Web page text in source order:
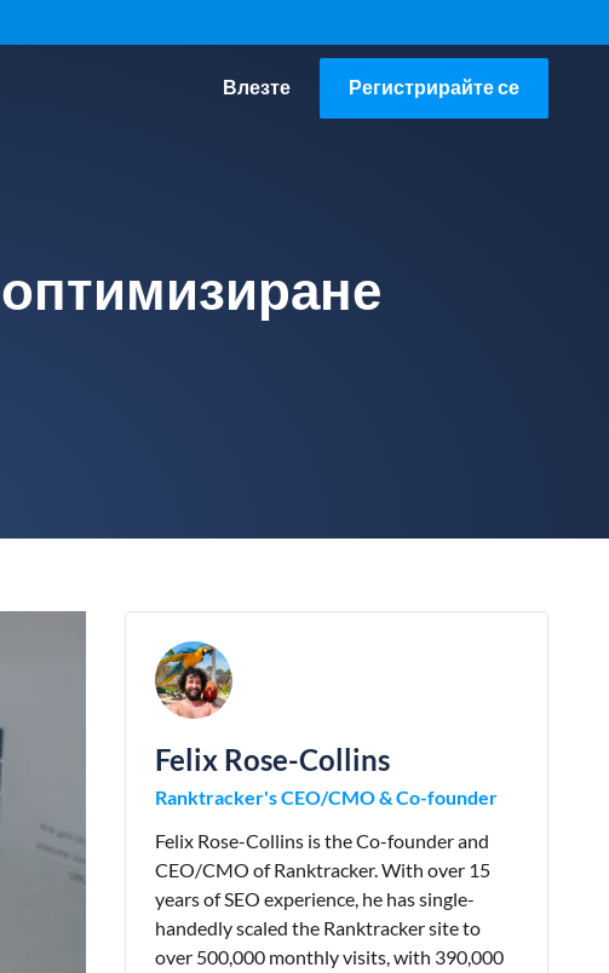
Влезте Регистрирайте се
оптимизиране
Felix Rose-Collins
Ranktracker's CEO/CMO & Co-founder
Felix Rose-Collins is the Co-founder and
CEO/CMO of Ranktracker. With over 15
years of SEO experience, he has single-
handedly scaled the Ranktracker site to
over 500,000 monthly visits, with 390,000